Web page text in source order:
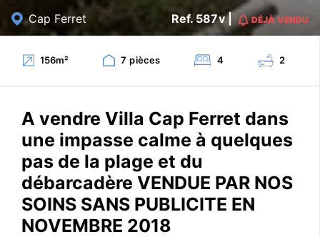
Cap Ferret Ref. 587v | DÉJÀ VENDU
156m² 7 pièces 4 2
A vendre Villa Cap Ferret dans
une impasse calme à quelques
pas de la plage et du
débarcadère VENDUE PAR NOS
SOINS SANS PUBLICITE EN
NOVEMBRE 2018